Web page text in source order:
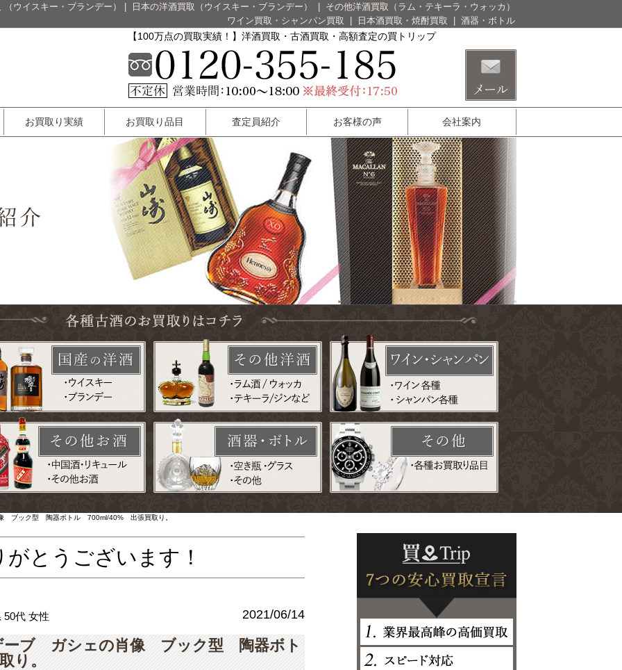
ウイスキー・ブランデー） 日本の洋酒買取（ウイスキー・ブランデー）
その他洋酒買取（ラム・テキーラ・ウォッカ）
ワイン買取・シャンパン買取
日本酒買取・焼酎買取 酒器・ボトル
【100万点の買取実績！】洋酒買取・古酒買取・高額査定の買トリップ
お買取り実績 お買取り品目 査定員紹介 お客様の声 会社案内
ブック型 陶器ボトル 700ml/40% 出張買取り。
とうございます！
50代 女性 2021/06/14
ブ ガシェの肖像 ブック型 陶器ボト
り。